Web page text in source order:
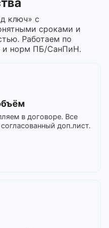
ключ» с
сроками и
Работаем по
и норм ПБ/СанПиН.
в договоре. Все
доп.лист.